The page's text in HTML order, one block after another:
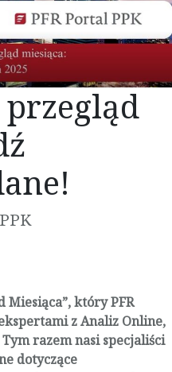
Miesiąca”, który PFR
z Analiz Online,
razem nasi specjaliści
dotyczące